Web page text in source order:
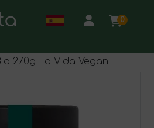
0
270g La Vida Vegan